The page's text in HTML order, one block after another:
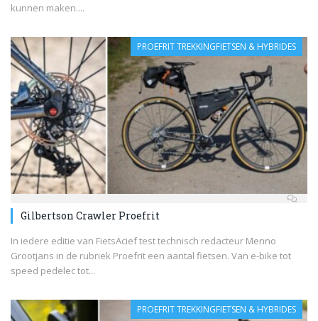
kunnen maken....
PROEFRIT TREKKINGFIETSEN & HYBRIDES
Gilbertson Crawler Proefrit
In iedere editie van FietsAcief test technisch redacteur Menno
Grootjans in de rubriek Proefrit een aantal fietsen. Van e-bike tot
speed pedelec tot...
PROEFRIT TREKKINGFIETSEN & HYBRIDES